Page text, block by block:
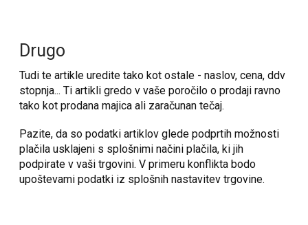
Drugo
Tudi te artikle uredite tako kot ostale - naslov, cena, ddv
stopnja... Ti artikli gredo v vaše poročilo o prodaji ravno
tako kot prodana majica ali zaračunan tečaj.
Pazite, da so podatki artiklov glede podprtih možnosti
plačila usklajeni s splošnimi načini plačila, ki jih
podpirate v vaši trgovini. V primeru konflikta bodo
upoštevami podatki iz splošnih nastavitev trgovine.